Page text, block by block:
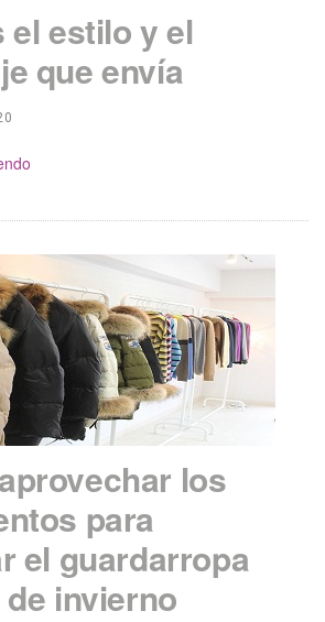
el estilo y el
que envía
los
para
el guardarropa
invierno